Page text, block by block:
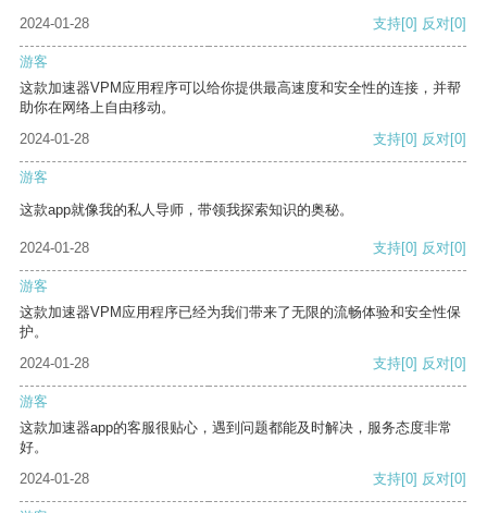
2024-01-28
支持[0] 反对[0]
游客
这款加速器VPM应用程序可以给你提供最高速度和安全性的连接，并帮
助你在网络上自由移动。
2024-01-28
支持[0] 反对[0]
游客
这款app就像我的私人导师，带领我探索知识的奥秘。
2024-01-28 支持[0] 反对[0]
游客
这款加速器VPM应用程序已经为我们带来了无限的流畅体验和安全性保
护。
2024-01-28
支持[0] 反对[0]
游客
这款加速器app的客服很贴心，遇到问题都能及时解决，服务态度非常
好。
2024-01-28
支持[0] 反对[0]